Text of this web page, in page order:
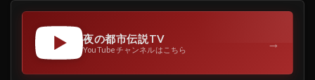
夜の都市伝説TV
YouTubeチャンネルはこちら →